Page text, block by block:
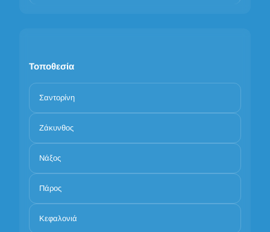
Τοποθεσία
Σαντορίνη
Ζάκυνθος
Νάξος
Πάρος
Κεφαλονιά